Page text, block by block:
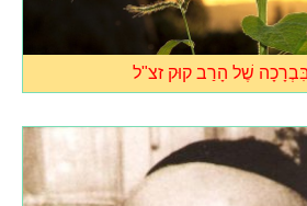
שֶׁל הָרַב קוּק זצ"ל